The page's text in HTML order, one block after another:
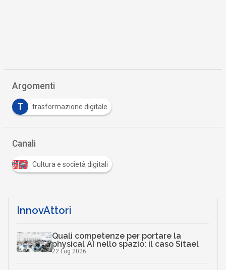
Argomenti
T trasformazione digitale
Canali
Cultura e società digitali
InnovAttori
Quali competenze per portare la
physical AI nello spazio: il caso Sitael
22 Lug 2026